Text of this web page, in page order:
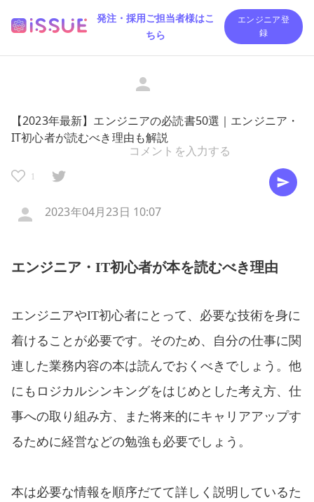
発注・採用ご担当者様はこ
ちら
エンジニア登
録
【2023年最新】エンジニアの必読書50選｜エンジニア・
IT初心者が読むべき理由も解説
1
2023年04月23日 10:07
エンジニア・IT初心者が本を読むべき理由
エンジニアやIT初心者にとって、必要な技術を身に
着けることが必要です。そのため、自分の仕事に関
連した業務内容の本は読んでおくべきでしょう。他
にもロジカルシンキングをはじめとした考え方、仕
事への取り組み方、また将来的にキャリアアップす
るために経営などの勉強も必要でしょう。
本は必要な情報を順序だてて詳しく説明しているた